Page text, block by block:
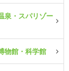
泉・スパリゾー
物館・科学館